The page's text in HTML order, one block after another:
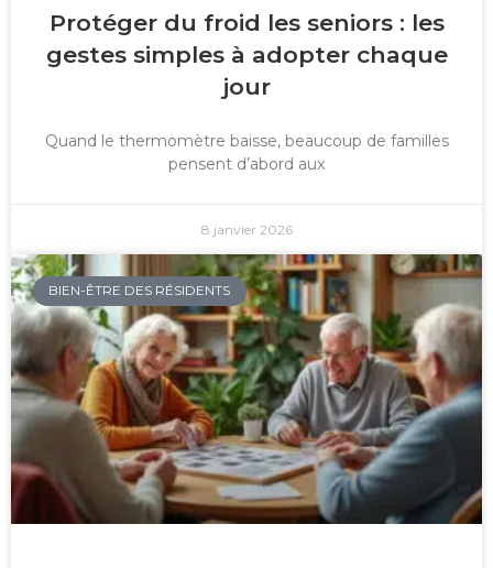
Protéger du froid les seniors : les
gestes simples à adopter chaque
jour
Quand le thermomètre baisse, beaucoup de familles
pensent d’abord aux
8 janvier 2026
BIEN-ÊTRE DES RÉSIDENTS